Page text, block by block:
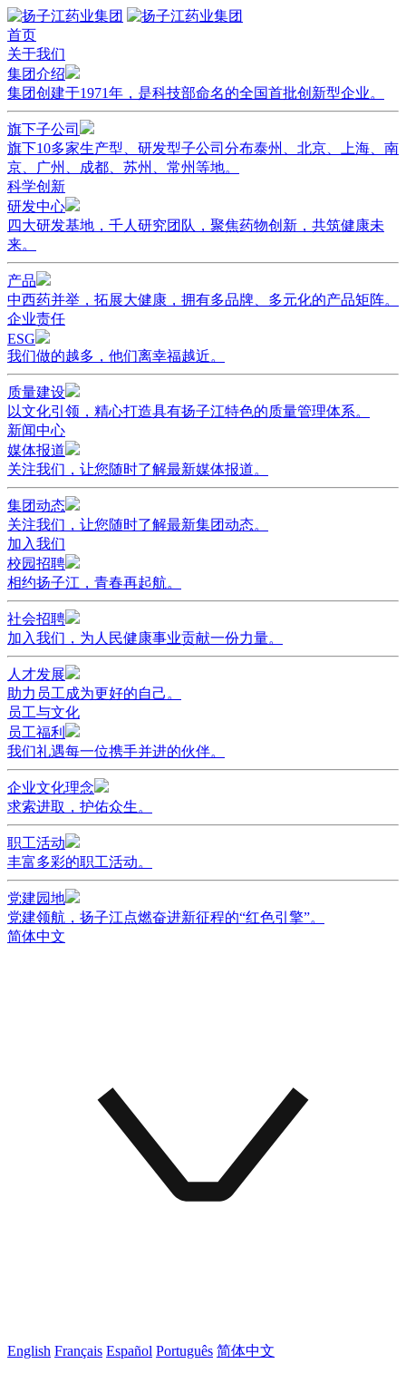
首页
关于我们
集团介绍
集团创建于1971年，是科技部命名的全国首批创新型企业。
旗下子公司
旗下10多家生产型、研发型子公司分布泰州、北京、上海、南
京、广州、成都、苏州、常州等地。
科学创新
研发中心
四大研发基地，千人研究团队，聚焦药物创新，共筑健康未
来。
产品
中西药并举，拓展大健康，拥有多品牌、多元化的产品矩阵。
企业责任
ESG
我们做的越多，他们离幸福越近。
质量建设
以文化引领，精心打造具有扬子江特色的质量管理体系。
新闻中心
媒体报道
关注我们，让您随时了解最新媒体报道。
集团动态
关注我们，让您随时了解最新集团动态。
加入我们
校园招聘
相约扬子江，青春再起航。
社会招聘
加入我们，为人民健康事业贡献一份力量。
人才发展
助力员工成为更好的自己。
员工与文化
员工福利
我们礼遇每一位携手并进的伙伴。
企业文化理念
求索进取，护佑众生。
职工活动
丰富多彩的职工活动。
党建园地
党建领航，扬子江点燃奋进新征程的“红色引擎”。
简体中文
English Français Español Português 简体中文